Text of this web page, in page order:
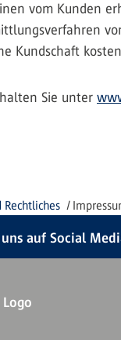
vom Kunden
Kundschaft
Sie unter
auf Social